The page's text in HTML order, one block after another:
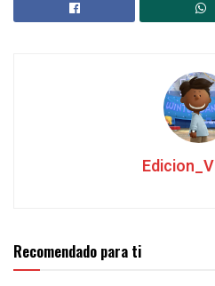
Recomendado para ti